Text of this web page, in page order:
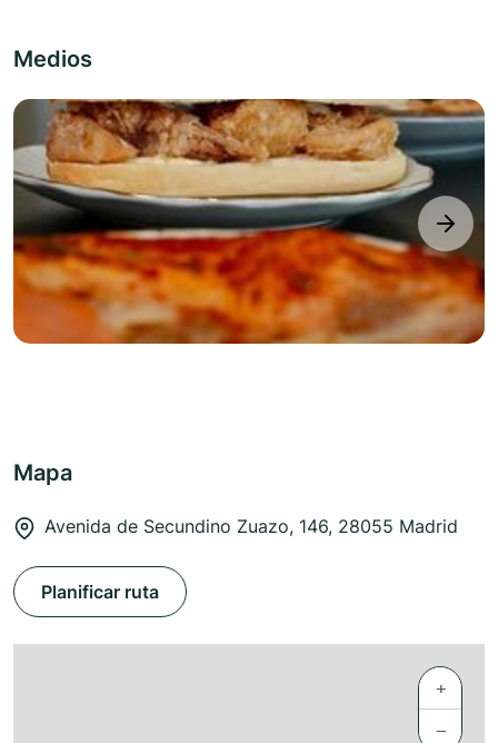
Medios
next
Mapa
Avenida de Secundino Zuazo, 146, 28055 Madrid
Planificar ruta
+
−